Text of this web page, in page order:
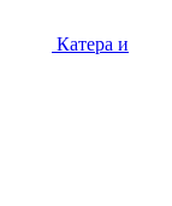
Катера и